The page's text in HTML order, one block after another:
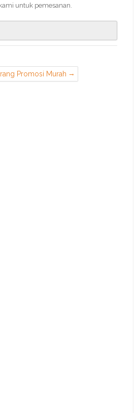
untuk pemesanan.
Promosi Murah
di Jakarta Pusat